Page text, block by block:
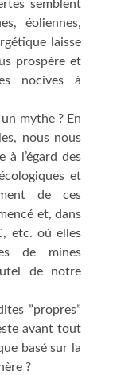
semblent
éoliennes,
laisse
prospère et
nocives à
mythe ? En
nous nous
à l’égard des
et
de ces
et, dans
etc. où elles
de mines
de notre
”propres”
avant tout
basé sur la
?